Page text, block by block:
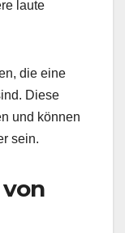
laute
die eine
Diese
und können
sein.